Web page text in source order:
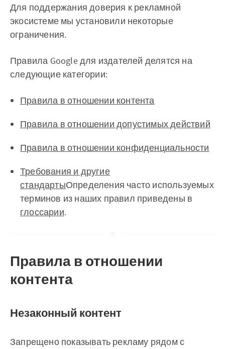
Для поддержания доверия к рекламной
экосистеме мы установили некоторые
ограничения.
Правила Google для издателей делятся на
следующие категории:
Правила в отношении контента
Правила в отношении допустимых действий
Правила в отношении конфиденциальности
Требования и другие
стандартыОпределения часто используемых
терминов из наших правил приведены в
глоссарии.
Правила в отношении
контента
Незаконный контент
Запрещено показывать рекламу рядом с